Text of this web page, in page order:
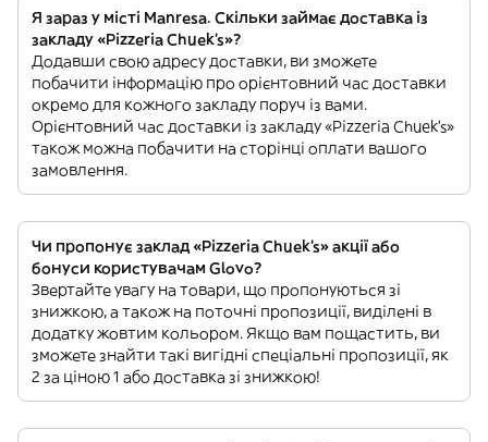
Я зараз у місті Manresa. Скільки займає доставка із
закладу «Pizzeria Chuek's»?
Додавши свою адресу доставки, ви зможете
побачити інформацію про орієнтовний час доставки
окремо для кожного закладу поруч із вами.
Орієнтовний час доставки із закладу «Pizzeria Chuek's»
також можна побачити на сторінці оплати вашого
замовлення.
Чи пропонує заклад «Pizzeria Chuek's» акції або
бонуси користувачам Glovo?
Звертайте увагу на товари, що пропонуються зі
знижкою, а також на поточні пропозиції, виділені в
додатку жовтим кольором. Якщо вам пощастить, ви
зможете знайти такі вигідні спеціальні пропозиції, як
2 за ціною 1 або доставка зі знижкою!